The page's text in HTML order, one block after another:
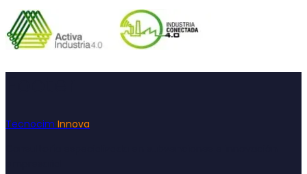
Tecnocim Innova